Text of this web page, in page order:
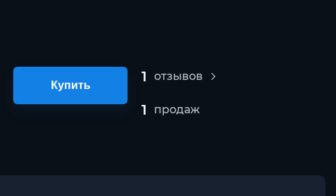
Купить
1 отзывов
1 продаж